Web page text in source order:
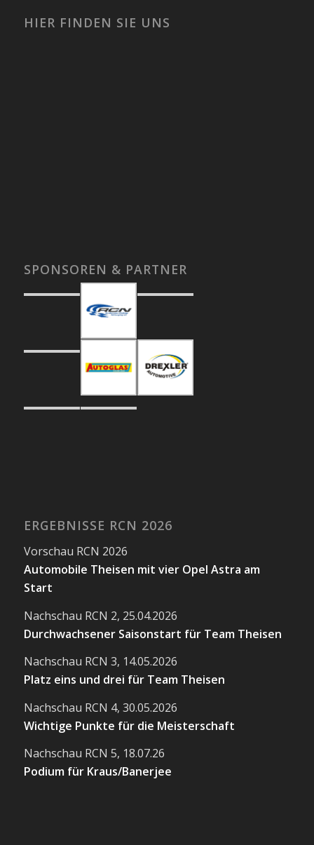
HIER FINDEN SIE UNS
SPONSOREN & PARTNER
ERGEBNISSE RCN 2026
Vorschau RCN 2026
Automobile Theisen mit vier Opel Astra am
Start
Nachschau RCN 2, 25.04.2026
Durchwachsener Saisonstart für Team Theisen
Nachschau RCN 3, 14.05.2026
Platz eins und drei für Team Theisen
Nachschau RCN 4, 30.05.2026
Wichtige Punkte für die Meisterschaft
Nachschau RCN 5, 18.07.26
Podium für Kraus/Banerjee